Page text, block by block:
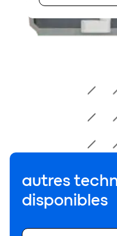
autres
disponibles